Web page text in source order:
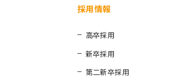
採用情報
高卒採用
新卒採用
第二新卒採用